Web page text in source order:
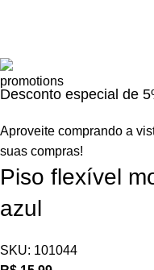
Desconto especial de
Aproveite comprando a
suas compras!
Piso flexível
azul
SKU: 101044